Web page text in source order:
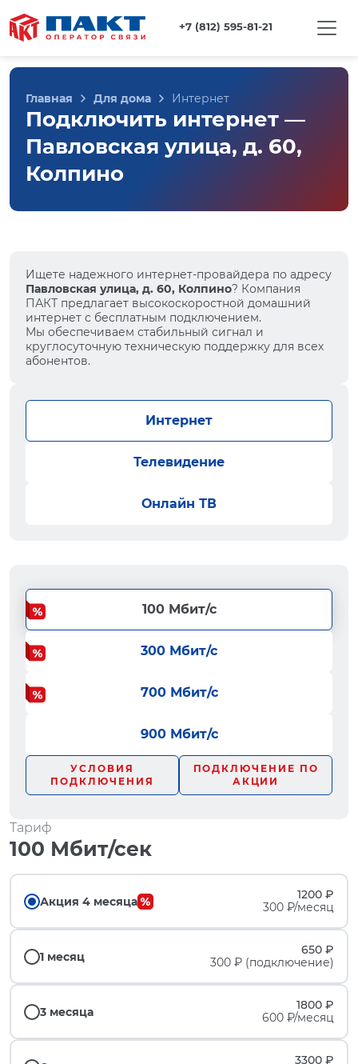
+7 (812) 595-81-21
Главная Для дома Интернет
Подключить интернет —
Павловская улица, д. 60,
Колпино
Ищете надежного интернет-провайдера по адресу
Павловская улица, д. 60, Колпино? Компания
ПАКТ предлагает высокоскоростной домашний
интернет с бесплатным подключением.
Мы обеспечиваем стабильный сигнал и
круглосуточную техническую поддержку для всех
абонентов.
Интернет
Телевидение
Онлайн ТВ
100 Мбит/с
300 Мбит/с
700 Мбит/с
900 Мбит/с
УСЛОВИЯ
ПОДКЛЮЧЕНИЯ
ПОДКЛЮЧЕНИЕ ПО
АКЦИИ
Тариф
100 Мбит/сек
Акция 4 месяца
1200 ₽
300 ₽/месяц
1 месяц
650 ₽
300 ₽ (подключение)
3 месяца
1800 ₽
600 ₽/месяц
3300 ₽